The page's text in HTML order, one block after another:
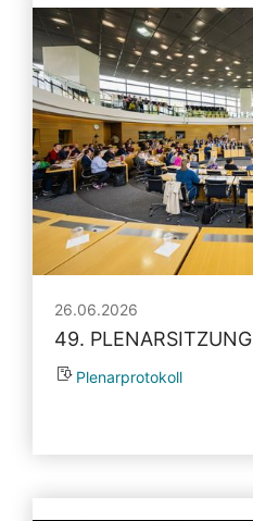
26.06.2026
49. PLENARSITZUNG
Plenarprotokoll